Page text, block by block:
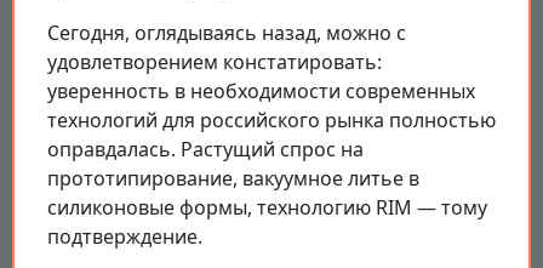
Сегодня, оглядываясь назад, можно с
удовлетворением констатировать:
уверенность в необходимости современных
технологий для российского рынка полностью
оправдалась. Растущий спрос на
прототипирование, вакуумное литье в
силиконовые формы, технологию RIM — тому
подтверждение.